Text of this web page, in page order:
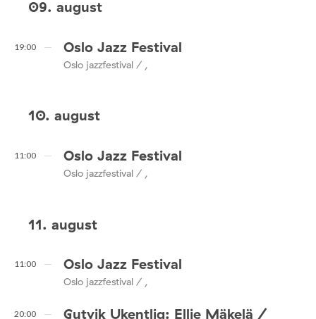
09. august
19:00 Oslo Jazz Festival
Oslo jazzfestival / ,
10. august
11:00 Oslo Jazz Festival
Oslo jazzfestival / ,
11. august
11:00 Oslo Jazz Festival
Oslo jazzfestival / ,
20:00
Gutvik Ukentlig: Ellie Mäkelä /